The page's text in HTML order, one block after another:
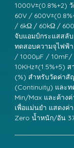
1000V±(0.8%+2)
60V /
/ 6kΩ / 60kΩ /
จับแอมป์กระแสสลับ
ทดสอบความจุไฟฟ้
/ 1000µF / 10mF/
10KHz±(1.5%+5)
(%) สำหรับวัดค่าสั
(Continuity) และ
Min/Max และค้าง
เพื่อแม่นยำ แสดงค่
Zero น้ำหนัก/อัน